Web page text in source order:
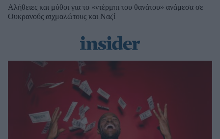
Αλήθειες και μύθοι για το «ντέρμπι του θανάτου» ανάμεσα σε
Ουκρανούς αιχμαλώτους και Ναζί